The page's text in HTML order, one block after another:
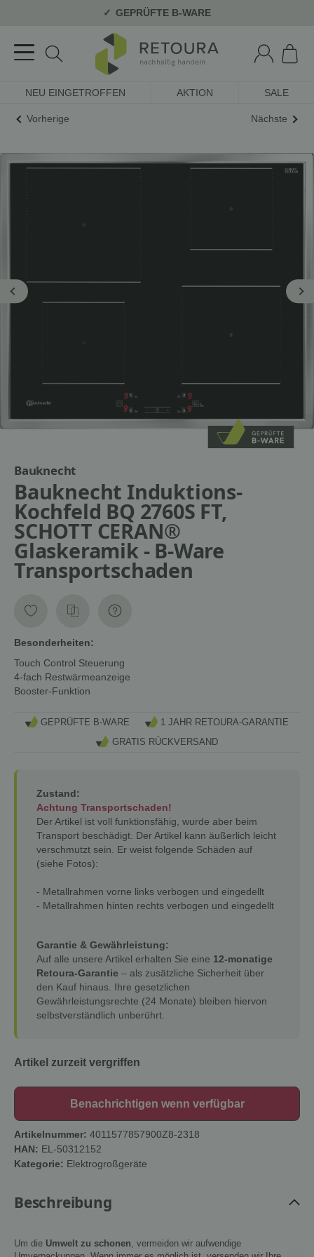
GEPRÜFTE B-WARE
NEU EINGETROFFEN AKTION SALE
Vorherige Nächste
Bauknecht
Bauknecht Induktions-
Kochfeld BQ 2760S FT,
SCHOTT CERAN®
Glaskeramik - B-Ware
Transportschaden
Besonderheiten:
Touch Control Steuerung
4-fach Restwärmeanzeige
Booster-Funktion
GEPRÜFTE B-WARE
1 JAHR RETOURA-GARANTIE
GRATIS RÜCKVERSAND
Zustand:
Achtung Transportschaden!
Der Artikel ist voll funktionsfähig, wurde aber beim
Transport beschädigt. Der Artikel kann äußerlich leicht
verschmutzt sein. Er weist folgende Schäden auf
(siehe Fotos):
- Metallrahmen vorne links verbogen und eingedellt
- Metallrahmen hinten rechts verbogen und eingedellt
Garantie & Gewährleistung:
Auf alle unsere Artikel erhalten Sie eine 12-monatige
Retoura-Garantie – als zusätzliche Sicherheit über
den Kauf hinaus. Ihre gesetzlichen
Gewährleistungsrechte (24 Monate) bleiben hiervon
selbstverständlich unberührt.
Artikel zurzeit vergriffen
Benachrichtigen wenn verfügbar
Artikelnummer: 4011577857900Z8-2318
HAN: EL-50312152
Kategorie: Elektrogroßgeräte
Beschreibung
Um die Umwelt zu schonen , vermeiden wir aufwendige